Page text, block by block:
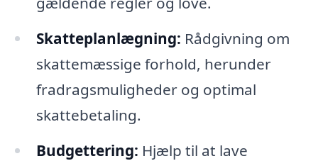
Skatteplanlægning: Rådgivning om
skattemæssige forhold, herunder
fradragsmuligheder og optimal
skattebetaling.
Budgettering: Hjælp til at lave